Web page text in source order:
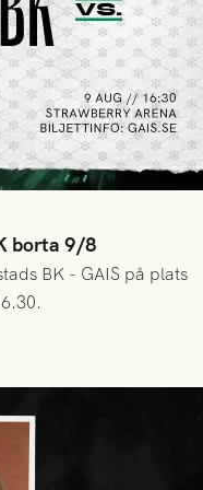
borta 9/8
BK - GAIS på plats